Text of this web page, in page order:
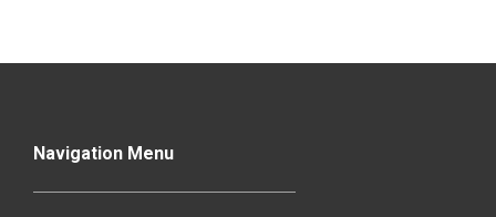
Navigation Menu